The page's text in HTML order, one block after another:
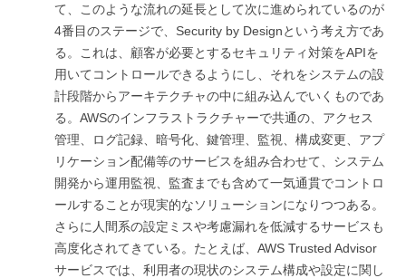
て、このような流れの延長として次に進められているのが
4番目のステージで、Security by Designという考え方であ
る。これは、顧客が必要とするセキュリティ対策をAPIを
用いてコントロールできるようにし、それをシステムの設
計段階からアーキテクチャの中に組み込んでいくものであ
る。AWSのインフラストラクチャーで共通の、アクセス
管理、ログ記録、暗号化、鍵管理、監視、構成変更、アプ
リケーション配備等のサービスを組み合わせて、システム
開発から運用監視、監査までも含めて一気通貫でコントロ
ールすることが現実的なソリューションになりつつある。
さらに人間系の設定ミスや考慮漏れを低減するサービスも
高度化されてきている。たとえば、AWS Trusted Advisor
サービスでは、利用者の現状のシステム構成や設定に関し